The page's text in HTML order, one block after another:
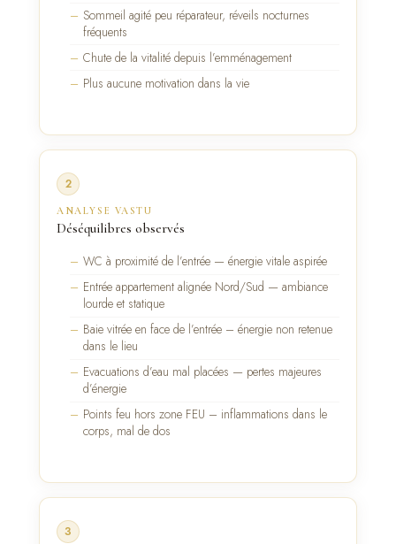
Sommeil agité peu réparateur, réveils nocturnes
fréquents
Chute de la vitalité depuis l’emménagement
Plus aucune motivation dans la vie
2
ANALYSE VASTU
Déséquilibres observés
WC à proximité de l’entrée — énergie vitale aspirée
Entrée appartement alignée Nord/Sud — ambiance
lourde et statique
Baie vitrée en face de l’entrée – énergie non retenue
dans le lieu
Evacuations d’eau mal placées — pertes majeures
d’énergie
Points feu hors zone FEU – inflammations dans le
corps, mal de dos
3